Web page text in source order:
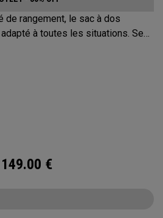
de rangement, le sac à dos
à toutes les situations. Ses
disposés de manière stratégique
149.00 €